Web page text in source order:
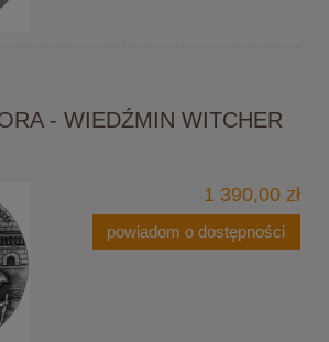
- WIEDŹMIN WITCHER
1 390,00 zł
powiadom o dostępności